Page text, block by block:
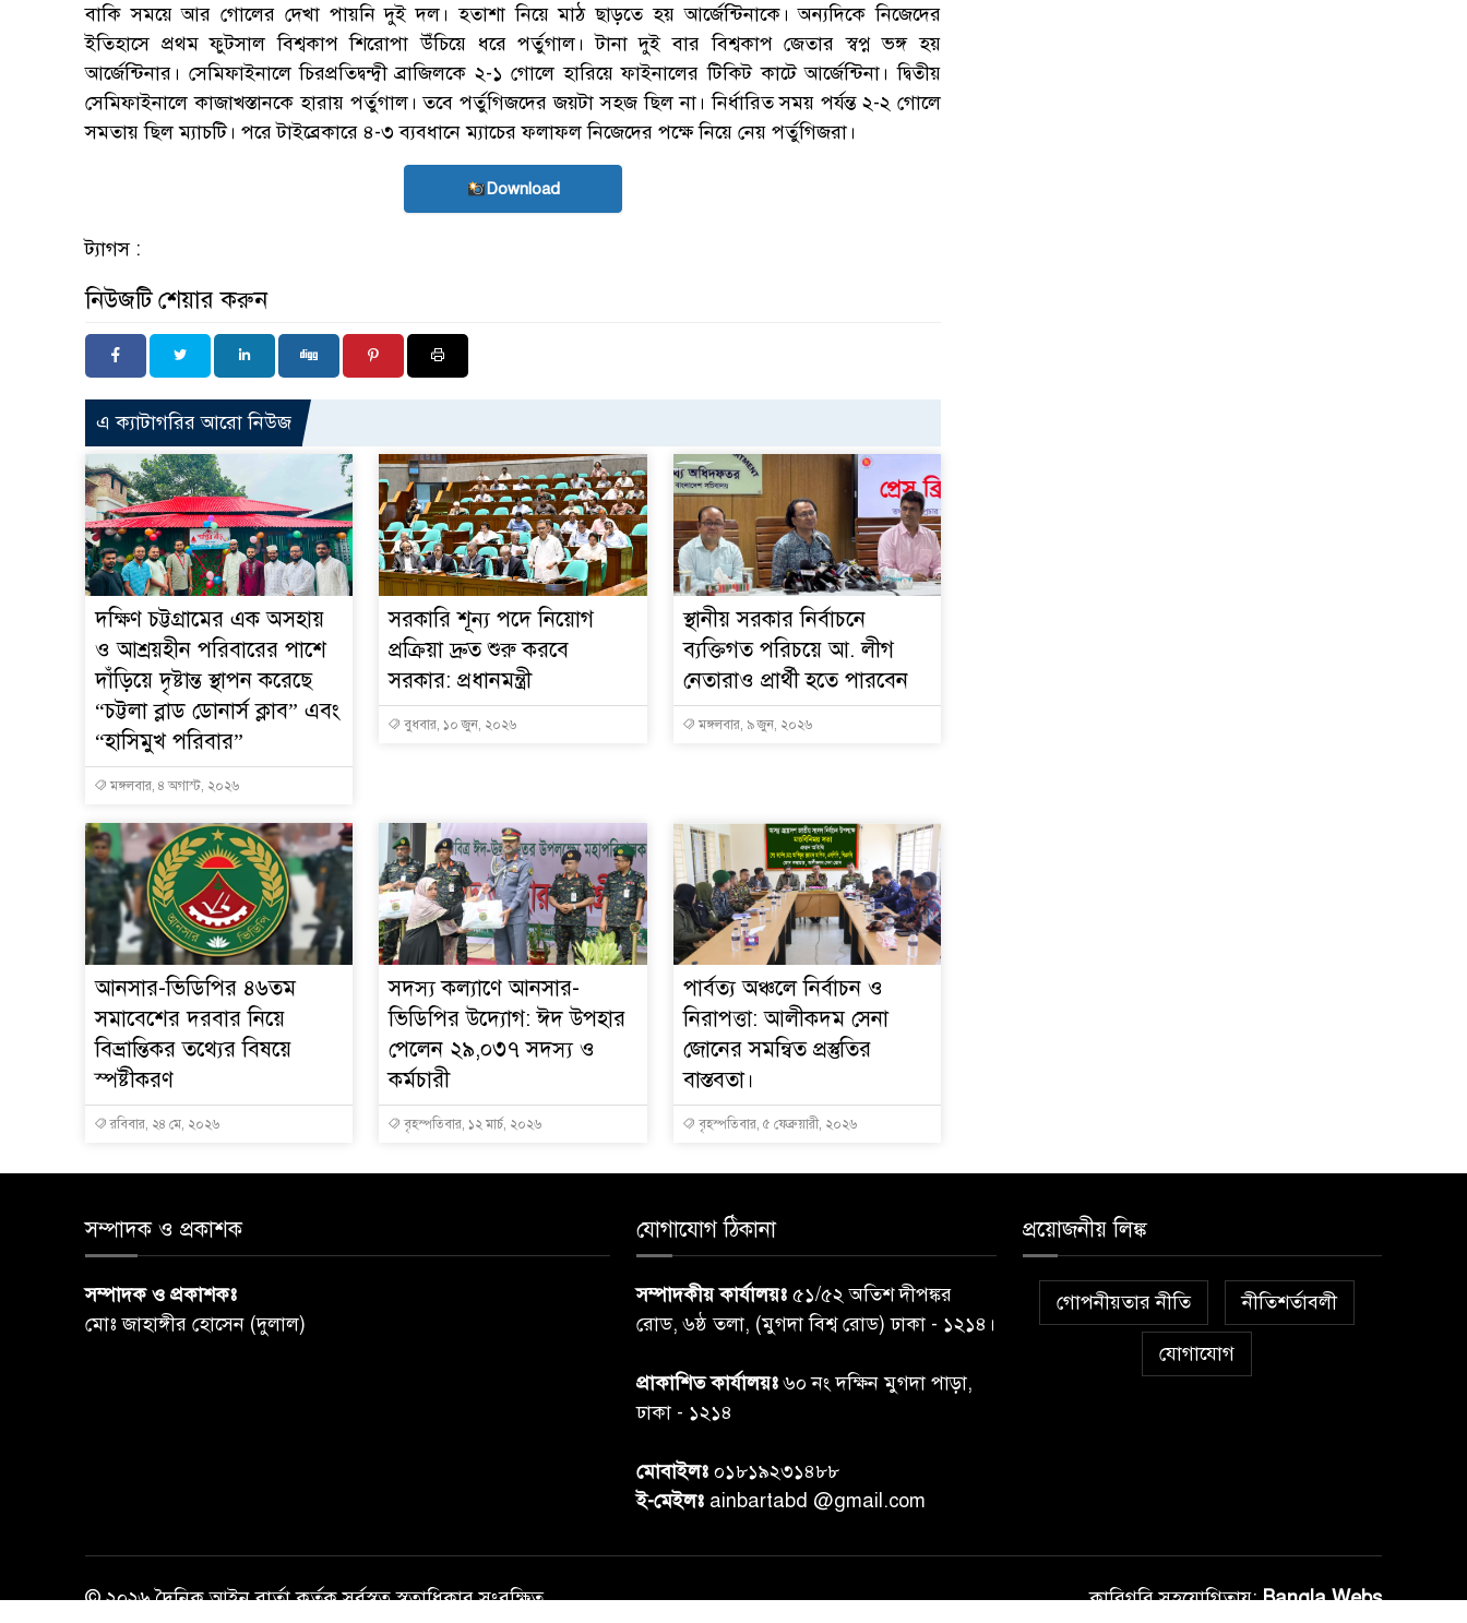
বাকি সময়ে আর গোলের দেখা পায়নি দুই দল। হতাশা নিয়ে মাঠ ছাড়তে হয় আর্জেন্টিনাকে। অন্যদিকে নিজেদের
ইতিহাসে প্রথম ফুটসাল বিশ্বকাপ শিরোপা উঁচিয়ে ধরে পর্তুগাল। টানা দুই বার বিশ্বকাপ জেতার স্বপ্ন ভঙ্গ হয়
আর্জেন্টিনার। সেমিফাইনালে চিরপ্রতিদ্বন্দ্বী ব্রাজিলকে ২-১ গোলে হারিয়ে ফাইনালের টিকিট কাটে আর্জেন্টিনা। দ্বিতীয়
সেমিফাইনালে কাজাখস্তানকে হারায় পর্তুগাল। তবে পর্তুগিজদের জয়টা সহজ ছিল না। নির্ধারিত সময় পর্যন্ত ২-২ গোলে
সমতায় ছিল ম্যাচটি। পরে টাইব্রেকারে ৪-৩ ব্যবধানে ম্যাচের ফলাফল নিজেদের পক্ষে নিয়ে নেয় পর্তুগিজরা।
Download
ট্যাগস :
নিউজটি শেয়ার করুন
এ ক্যাটাগরির আরো নিউজ
দক্ষিণ চট্টগ্রামের এক অসহায়
ও আশ্রয়হীন পরিবারের পাশে
দাঁড়িয়ে দৃষ্টান্ত স্থাপন করেছে
“চট্টলা ব্লাড ডোনার্স ক্লাব” এবং
“হাসিমুখ পরিবার”
মঙ্গলবার, ৪ অগাস্ট, ২০২৬
সরকারি শূন্য পদে নিয়োগ
প্রক্রিয়া দ্রুত শুরু করবে
সরকার: প্রধানমন্ত্রী
বুধবার, ১০ জুন, ২০২৬
স্থানীয় সরকার নির্বাচনে
ব্যক্তিগত পরিচয়ে আ. লীগ
নেতারাও প্রার্থী হতে পারবেন
মঙ্গলবার, ৯ জুন, ২০২৬
আনসার-ভিডিপির ৪৬তম
সমাবেশের দরবার নিয়ে
বিভ্রান্তিকর তথ্যের বিষয়ে
স্পষ্টীকরণ
রবিবার, ২৪ মে, ২০২৬
সদস্য কল্যাণে আনসার-
ভিডিপির উদ্যোগ: ঈদ উপহার
পেলেন ২৯,০৩৭ সদস্য ও
কর্মচারী
বৃহস্পতিবার, ১২ মার্চ, ২০২৬
পার্বত্য অঞ্চলে নির্বাচন ও
নিরাপত্তা: আলীকদম সেনা
জোনের সমন্বিত প্রস্তুতির
বাস্তবতা।
বৃহস্পতিবার, ৫ ফেব্রুয়ারী, ২০২৬
সম্পাদক ও প্রকাশক
সম্পাদক ও প্রকাশকঃ
মোঃ জাহাঙ্গীর হোসেন (দুলাল)
যোগাযোগ ঠিকানা
সম্পাদকীয় কার্যালয়ঃ ৫১/৫২ অতিশ দীপঙ্কর
রোড, ৬ষ্ঠ তলা, (মুগদা বিশ্ব রোড) ঢাকা - ১২১৪।
প্রাকাশিত কার্যালয়ঃ৬০ নং দক্ষিন মুগদা পাড়া,
ঢাকা - ১২১৪
মোবাইলঃ ০১৮১৯২৩১৪৮৮
ই-মেইলঃ ainbartabd @gmail.com
প্রয়োজনীয় লিঙ্ক
গোপনীয়তার নীতি নীতিশর্তাবলী
যোগাযোগ
© ২০২৬ দৈনিক আইন বার্তা কর্তৃক সর্বস্বত্ব স্বত্বাধিকার সংরক্ষিত কারিগরি সহযোগিতায়:Bangla Webs